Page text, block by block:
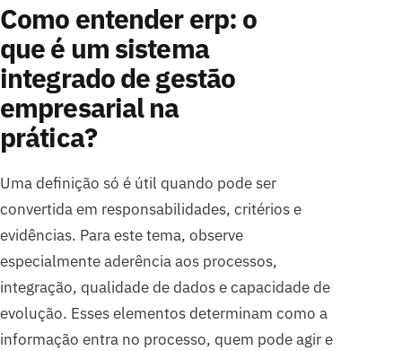
Como entender erp: o
que é um sistema
integrado de gestão
empresarial na
prática?
Uma definição só é útil quando pode ser
convertida em responsabilidades, critérios e
evidências. Para este tema, observe
especialmente aderência aos processos,
integração, qualidade de dados e capacidade de
evolução. Esses elementos determinam como a
informação entra no processo, quem pode agir e